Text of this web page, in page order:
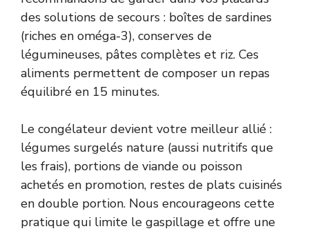
des solutions de secours : boîtes de sardines
(riches en oméga-3), conserves de
légumineuses, pâtes complètes et riz. Ces
aliments permettent de composer un repas
équilibré en 15 minutes.
Le congélateur devient votre meilleur allié :
légumes surgelés nature (aussi nutritifs que
les frais), portions de viande ou poisson
achetés en promotion, restes de plats cuisinés
en double portion. Nous encourageons cette
pratique qui limite le gaspillage et offre une